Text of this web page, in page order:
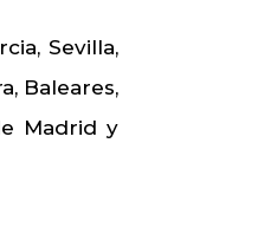
Sevilla,
Baleares,
Madrid y